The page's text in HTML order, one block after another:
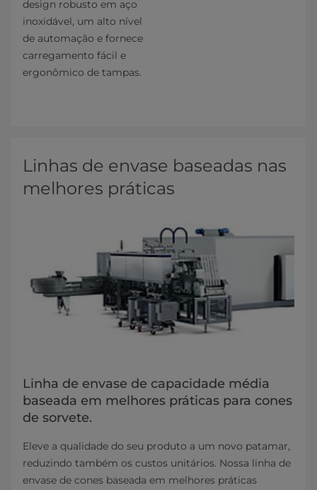
design robusto em aço
inoxidável, um alto nível
de automação e fornece
carregamento fácil e
ergonômico de tampas.
Linhas de envase baseadas nas
melhores práticas
Linha de envase de capacidade média
baseada em melhores práticas para cones
de sorvete.
Eleve a qualidade do seu produto a um novo patamar,
reduzindo também os custos unitários. Nossa linha de
envase de cones baseada em melhores práticas